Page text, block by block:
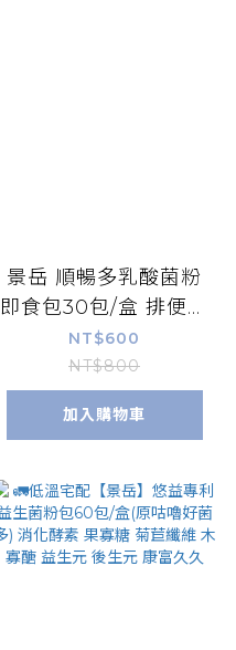
景岳 順暢多乳酸菌粉
即食包30包/盒 排便順
暢
NT$600
NT$800
加入購物車